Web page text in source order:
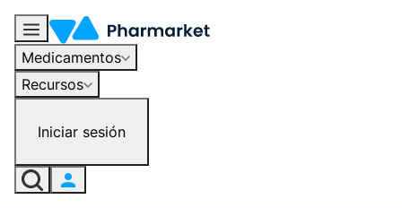
Medicamentos
Recursos
Iniciar sesión